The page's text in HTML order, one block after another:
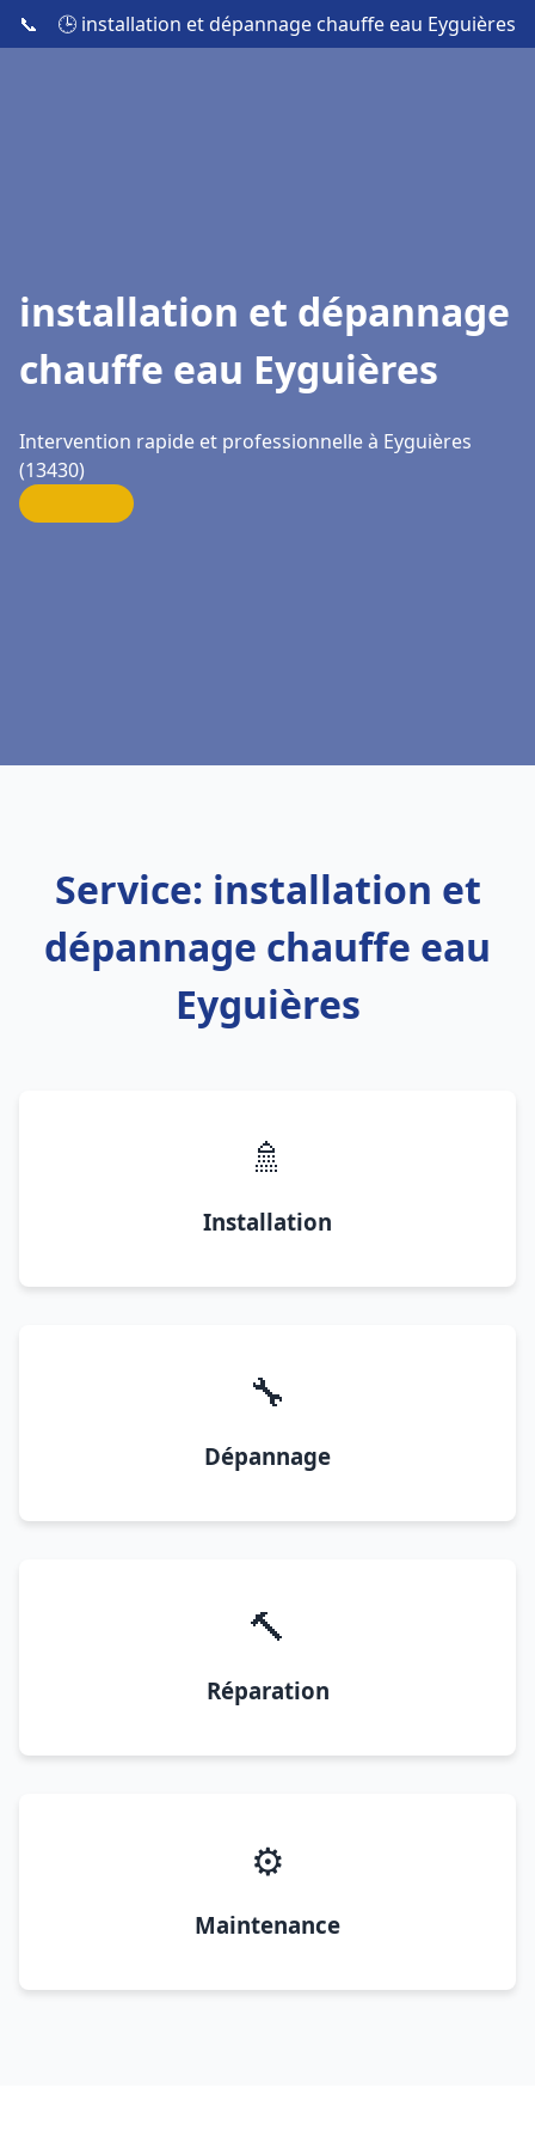
📞 🕒 installation et dépannage chauffe eau Eyguières
installation et dépannage
chauffe eau Eyguières
Intervention rapide et professionnelle à Eyguières
(13430)
Service: installation et
dépannage chauffe eau
Eyguières
🚿
Installation
🔧
Dépannage
🔨
Réparation
⚙️
Maintenance